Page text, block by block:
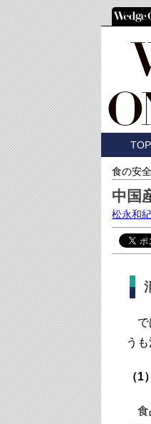
TOP
食の安
中国
松永和紀
で
う
（
食